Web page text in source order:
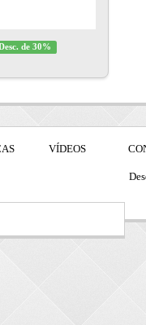
de 30%
VÍDEOS